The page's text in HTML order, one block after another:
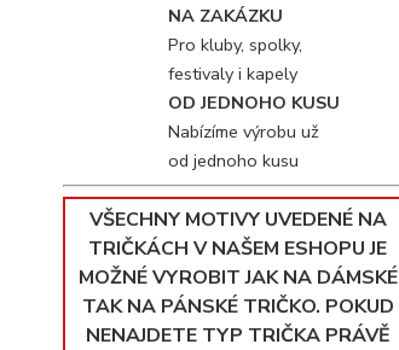
NA ZAKÁZKU
Pro kluby, spolky,
festivaly i kapely
OD JEDNOHO KUSU
Nabízíme výrobu už
od jednoho kusu
VŠECHNY MOTIVY UVEDENÉ NA
TRIČKÁCH V NAŠEM ESHOPU JE
MOŽNÉ VYROBIT JAK NA DÁMSKÉ
TAK NA PÁNSKÉ TRIČKO. POKUD
NENAJDETE TYP TRIČKA PRÁVĚ